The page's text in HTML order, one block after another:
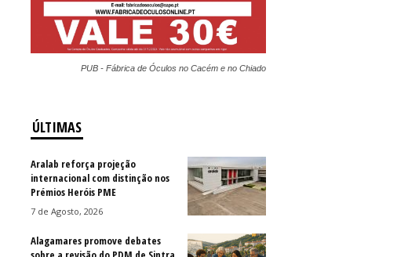
PUB - Fábrica de Óculos no Cacém e no Chiado
ÚLTIMAS
Aralab reforça projeção
internacional com distinção nos
Prémios Heróis PME
7 de Agosto, 2026
Alagamares promove debates